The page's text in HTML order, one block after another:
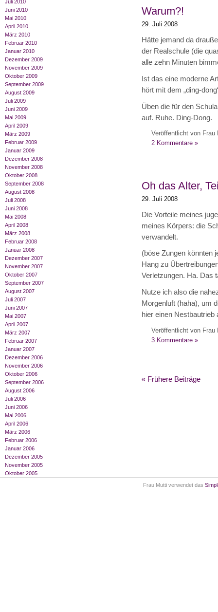
Juli 2010
Juni 2010
Mai 2010
April 2010
März 2010
Februar 2010
Januar 2010
Dezember 2009
November 2009
Oktober 2009
September 2009
August 2009
Juli 2009
Juni 2009
Mai 2009
April 2009
März 2009
Februar 2009
Januar 2009
Dezember 2008
November 2008
Oktober 2008
September 2008
August 2008
Juli 2008
Juni 2008
Mai 2008
April 2008
März 2008
Februar 2008
Januar 2008
Dezember 2007
November 2007
Oktober 2007
September 2007
August 2007
Juli 2007
Juni 2007
Mai 2007
April 2007
März 2007
Februar 2007
Januar 2007
Dezember 2006
November 2006
Oktober 2006
September 2006
August 2006
Juli 2006
Juni 2006
Mai 2006
April 2006
März 2006
Februar 2006
Januar 2006
Dezember 2005
November 2005
Oktober 2005
Warum?!
29. Juli 2008
Hätte jemand da
der Realschule (die
alle zehn Minuten
Ist das eine moderne
hört mit dem „ding-
Üben die für den
auf. Ruhe. Ding-Dong.
Veröffentlicht von Frau
2 Kommentare »
Oh das Alter,
29. Juli 2008
Die Vorteile meines
meines Körpers: die
verwandelt.
(böse Zungen
Hang zu
Verletzungen. Ha. Das
Nutze ich also die
Morgenluft (haha), um
hier einen Nestbautrieb
Veröffentlicht von Frau
3 Kommentare »
« Frühere Beiträge
Frau Mutti verwendet das